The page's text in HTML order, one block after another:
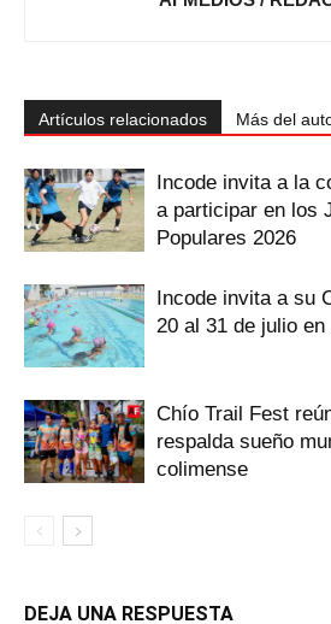
Artículos relacionados Más del
Incode invita a la
a participar en los
Populares 2026
Incode invita a su
20 al 31 de julio en
Chío Trail Fest
respalda sueño
colimense
DEJA UNA RESPUESTA